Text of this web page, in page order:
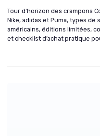
Tour d’horizon des crampons
Nike, adidas et Puma, types
américains, éditions limitées,
et checklist d’achat pratique